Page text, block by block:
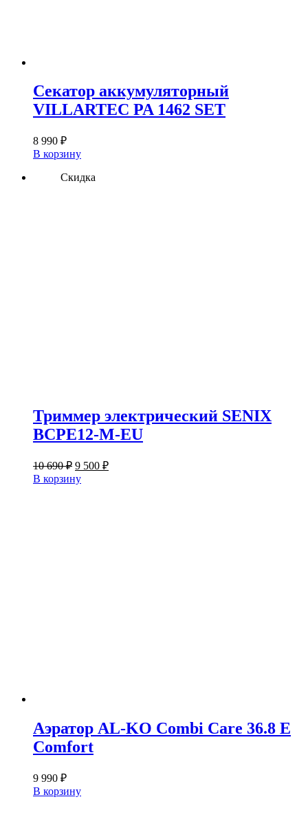
Секатор аккумуляторный
VILLARTEC PA 1462 SET
8 990 ₽
В корзину
Скидка
Триммер электрический SENIX
BCPE12-M-EU
10 690₽ Первоначальная
цена
составляла
9 500 ₽Текущая
В корзину
Аэратор AL-KO Combi Care 36.8 E
Comfort
9 990 ₽
В корзину